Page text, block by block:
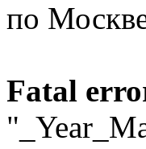
по
Fatal